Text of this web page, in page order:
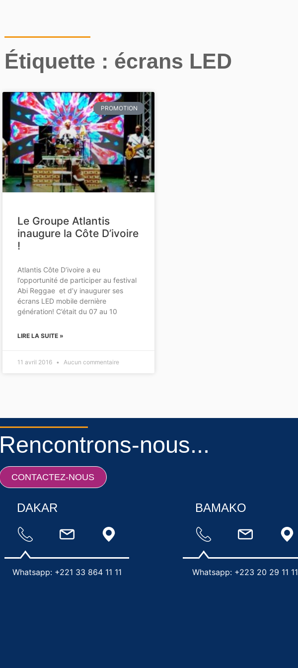
Étiquette : écrans LED
PROMOTION
Le Groupe Atlantis
inaugure la Côte D’ivoire
!
Atlantis Côte D’ivoire a eu
l’opportunité de participer au festival
Abi Reggae et d’y inaugurer ses
écrans LED mobile dernière
génération! C’était du 07 au 10
LIRE LA SUITE »
11 avril 2016 Aucun commentaire
Rencontrons-nous...
CONTACTEZ-NOUS
DAKAR
Whatsapp: +221 33 864 11 11
BAMAKO
Whatsapp: +223 20 29 11 11